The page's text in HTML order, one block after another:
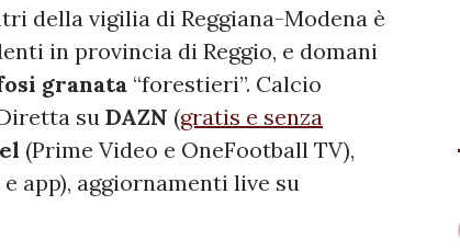
della vigilia di Reggiana-Modena è
in provincia di Reggio, e domani
granata “forestieri”. Calcio
su DAZN (gratis e senza
(Prime Video e OneFootball TV),
e app), aggiornamenti live su